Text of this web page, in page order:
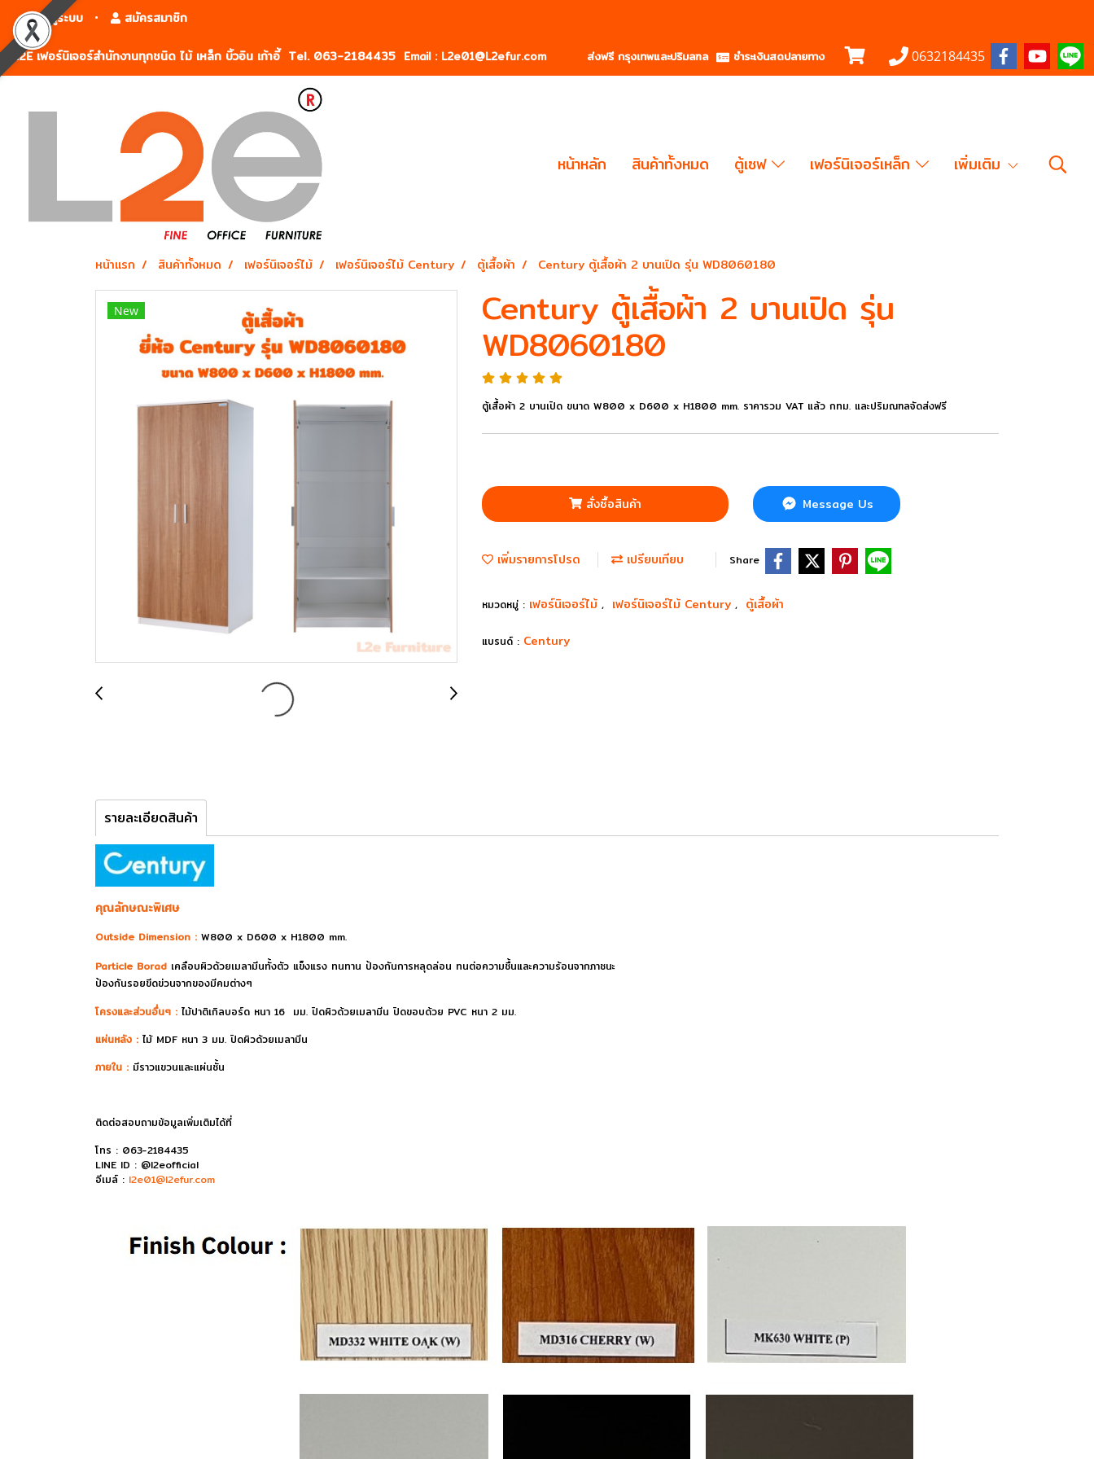
เข้าสู่ระบบ สมัครสมาชิก
L2E เฟอร์นิเจอร์สำนักงานทุกชนิด ไม้ เหล็ก บิ้วอิน เก้าอี้ Tel. 063-2184435 Email : L2e01@L2efur.com ส่งฟรี กรุงเทพและปริมลฑล ชำระเงินสดปลายทาง 0632184435
หน้าหลัก สินค้าทั้งหมด ตู้เซฟ เฟอร์นิเจอร์เหล็ก เพิ่มเติม
หน้าแรก สินค้าทั้งหมด เฟอร์นิเจอร์ไม้ เฟอร์นิเจอร์ไม้ Century ตู้เสื้อผ้า Century ตู้เสื้อผ้า 2 บานเปิด รุ่น WD8060180
New Century ตู้เสื้อผ้า 2 บานเปิด รุ่น
WD8060180
ตู้เสื้อผ้า 2 บานเปิด ขนาด W800 x D600 x H1800 mm. ราคารวม VAT แล้ว กทม. และปริมณฑลจัดส่งฟรี
สั่งซื้อสินค้า Message Us
เพิ่มรายการโปรด เปรียบเทียบ Share
หมวดหมู่ : เฟอร์นิเจอร์ไม้ , เฟอร์นิเจอร์ไม้ Century , ตู้เสื้อผ้า
แบรนด์ : Century
รายละเอียดสินค้า
คุณลักษณะพิเศษ
Outside Dimension : W800 x D600 x H1800 mm.
Particle Borad เคลือบผิวด้วยเมลามีนทั้งตัว แข็งแรง ทนทาน ป้องกันการหลุดล่อน ทนต่อความชื้นและความร้อนจากภาชนะ
ป้องกันรอยขีดข่วนจากของมีคมต่างๆ
โครงและส่วนอื่นๆ : ไม้ปาติเกิลบอร์ด หนา 16 มม. ปิดผิวด้วยเมลามีน ปิดขอบด้วย PVC หนา 2 มม.
แผ่นหลัง : ไม้ MDF หนา 3 มม. ปิดผิวด้วยเมลามีน
ภายใน : มีราวแขวนและแผ่นชั้น
ติดต่อสอบถามข้อมูลเพิ่มเติมได้ที่
โทร : 063-2184435
LINE ID : @l2eofficial
อีเมล์ : l2e01@l2efur.com